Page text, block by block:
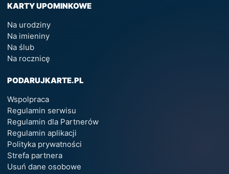
KARTY UPOMINKOWE
Na urodziny
Na imieniny
Na ślub
Na rocznicę
PODARUJKARTE.PL
Wspolpraca
Regulamin serwisu
Regulamin dla Partnerów
Regulamin aplikacji
Polityka prywatności
Strefa partnera
Usuń dane osobowe